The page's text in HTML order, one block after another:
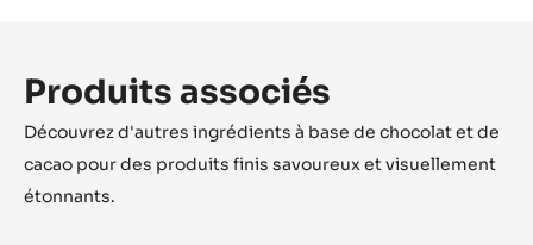
Produits associés
Découvrez d'autres ingrédients à base de chocolat et de
cacao pour des produits finis savoureux et visuellement
étonnants.